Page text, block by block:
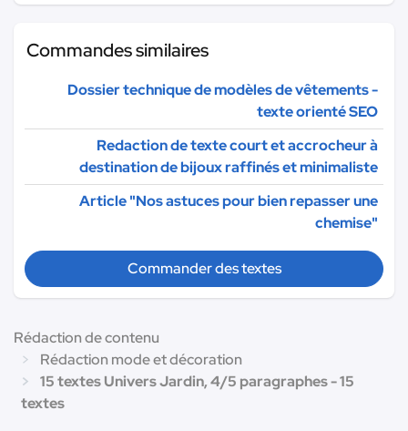
Commandes similaires
Dossier technique de modèles de vêtements -
texte orienté SEO
Redaction de texte court et accrocheur à
destination de bijoux raffinés et minimaliste
Article "Nos astuces pour bien repasser une
chemise"
Commander des textes
Rédaction de contenu
Rédaction mode et décoration
15 textes Univers Jardin, 4/5 paragraphes - 15
textes